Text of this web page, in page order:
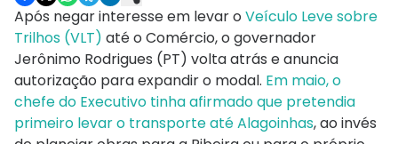
Após negar interesse em levar o Veículo Leve sobre
Trilhos (VLT) até o Comércio, o governador
Jerônimo Rodrigues (PT) volta atrás e anuncia
autorização para expandir o modal. Em maio, o
chefe do Executivo tinha afirmado que pretendia
primeiro levar o transporte até Alagoinhas, ao invés